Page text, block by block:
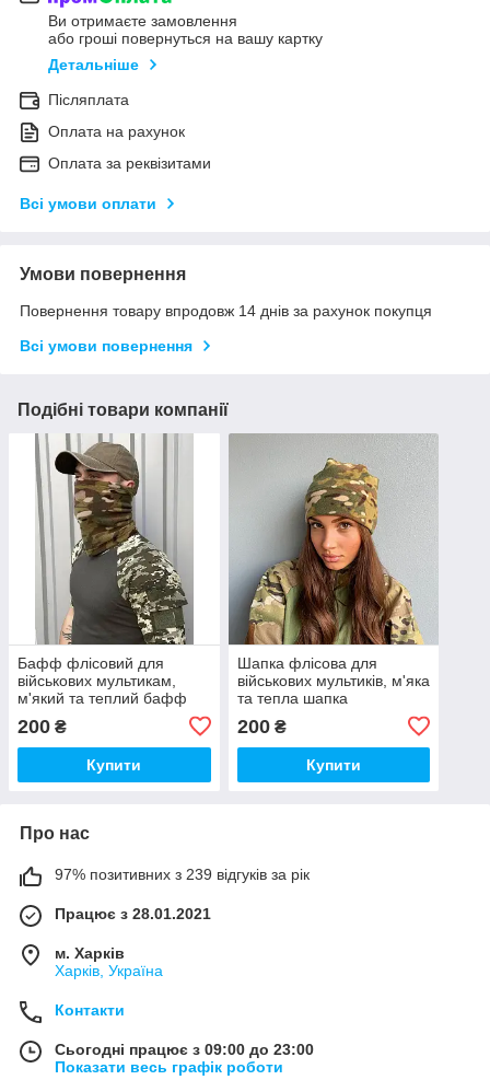
Ви отримаєте замовлення
або гроші повернуться на вашу картку
Детальніше
Післяплата
Оплата на рахунок
Оплата за реквізитами
Всі умови оплати
Умови повернення
Повернення товару впродовж 14 днів за рахунок покупця
Всі умови повернення
Подібні товари компанії
Бафф флісовий для
військових мультикам,
м'який та теплий бафф
200 ₴
Купити
Шапка флісова для
військових мультиків, м'яка
та тепла шапка
200₴
Купити
Про нас
97% позитивних з 239 відгуків за рік
Працює з 28.01.2021
м. Харків
Харків, Україна
Контакти
Сьогодні працює з 09:00 до 23:00
Показати весь графік роботи